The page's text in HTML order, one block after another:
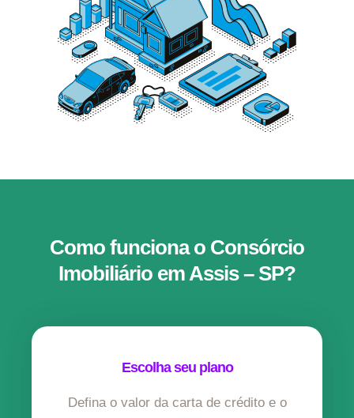
Como funciona o Consórcio
Imobiliário em Assis – SP?
Escolha seu plano
Defina o valor da carta de crédito e o